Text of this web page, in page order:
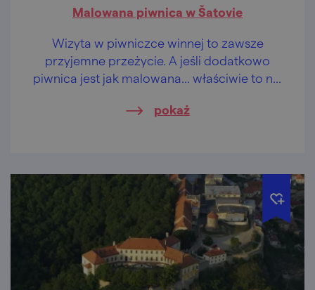
Malowana piwnica w Šatovie
Wizyta w piwniczce winnej to zawsze
przyjemne przeżycie. A jeśli dodatkowo
piwnica jest jak malowana… właściwie to nie
pokaż